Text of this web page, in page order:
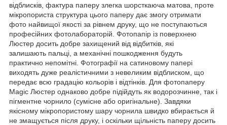
відблисків, фактура паперу злегка шорсткаюча матова, проте
мікропориста структура цього паперу дає змогу отримати
фото найвищої якості за рівнем друку, що не поступаються
професійних фотолабораторій. Фотопапір із поверхнею
Люстер досить добре захищений від відбитків, які
залишають пальці, а механічні пошкодження будуть
практично непомітні. Фотографії на сатиновому папері
виходять дуже реалістичними з невеликим відблиском, що
передає всю градацію кольорів і відтінків. Для фотопаперу
Magic Люстер однаково добре підійдуть як водорозчинне, так і
пігментне чорнило (сумісне або оригінальне). Завдяки
якісному мікропористому шару чорнила швидко вбирається й
не змащується після друку, і оскільки щільність паперу досить